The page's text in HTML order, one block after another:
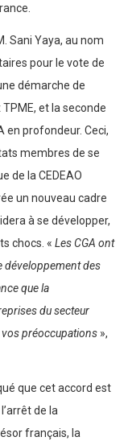
Sani Yaya, au nom
pour le vote de
démarche de
et la seconde
en profondeur. Ceci,
membres de se
de la CEDEAO
un nouveau cadre
à se développer,
chocs. « Les CGA ont
développement des
que la
du secteur
préoccupations »,
que cet accord est
de la
français, la